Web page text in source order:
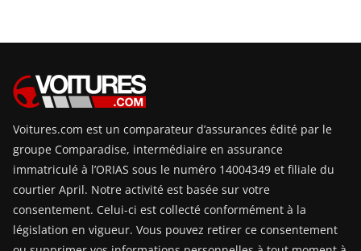
Voitures.com est un comparateur d’assurances édité par le
groupe Comparadise, intermédiaire en assurance
immatriculé à l’ORIAS sous le numéro 14004349 et filiale du
courtier April. Notre activité est basée sur votre
consentement. Celui-ci est collecté conformément à la
législation en vigueur. Vous pouvez retirer ce consentement